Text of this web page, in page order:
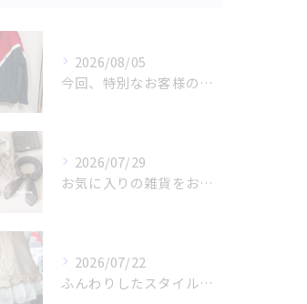
2026/08/05
今回、特別なお客様のためにファッションショー用のサンプルを手...
2026/07/29
お気に入りの雑貨をお探しですか？
2026/07/22
ふんわりしたスタイルに魅了されませんか？